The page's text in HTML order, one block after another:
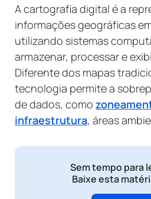
A cartografia digital é a
informações geográficas
utilizando sistemas
armazenar, processar e
Diferente dos mapas
tecnologia permite a
de dados, como
infraestrutura, áreas
Sem tempo para
Baixe esta